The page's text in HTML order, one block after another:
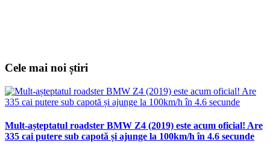
Cele mai noi știri
Mult-așteptatul roadster BMW Z4 (2019) este acum oficial! Are
335 cai putere sub capotă și ajunge la 100km/h în 4.6 secunde